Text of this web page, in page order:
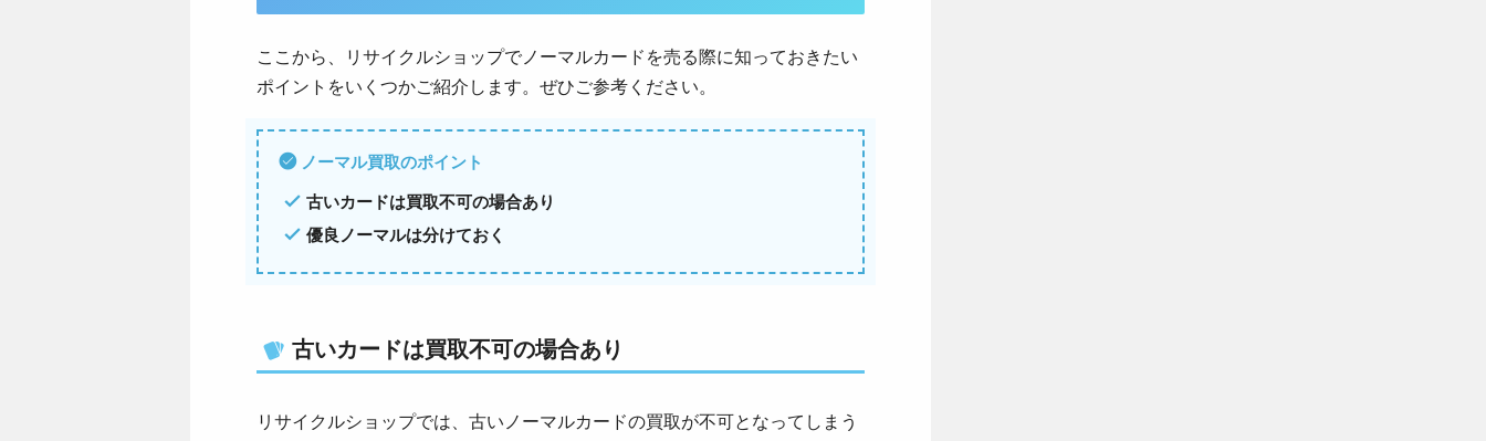
ここから、リサイクルショップでノーマルカードを売る際に知っておきたい
ポイントをいくつかご紹介します。ぜひご参考ください。
ノーマル買取のポイント
古いカードは買取不可の場合あり
優良ノーマルは分けておく
古いカードは買取不可の場合あり
リサイクルショップでは、古いノーマルカードの買取が不可となってしまう